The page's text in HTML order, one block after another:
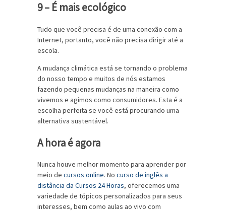
9 – É mais ecológico
Tudo que você precisa é de uma conexão com a
Internet, portanto, você não precisa dirigir até a
escola.
A mudança climática está se tornando o problema
do nosso tempo e muitos de nós estamos
fazendo pequenas mudanças na maneira como
vivemos e agimos como consumidores. Esta é a
escolha perfeita se você está procurando uma
alternativa sustentável.
A hora é agora
Nunca houve melhor momento para aprender por
meio de cursos online. No curso de inglês a
distância da Cursos 24 Horas, oferecemos uma
variedade de tópicos personalizados para seus
interesses, bem como aulas ao vivo com